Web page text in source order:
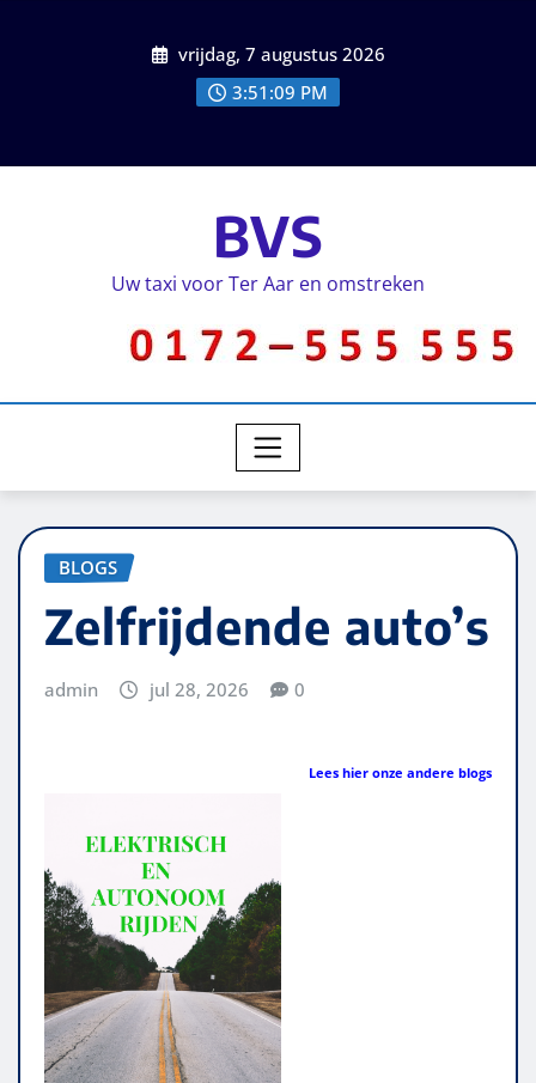
vrijdag, 7 augustus 2026
3:51:10 PM
BVS
Uw taxi voor Ter Aar en omstreken
BLOGS
Zelfrijdende auto’s
admin jul 28, 2026 0
Lees hier onze andere blogs